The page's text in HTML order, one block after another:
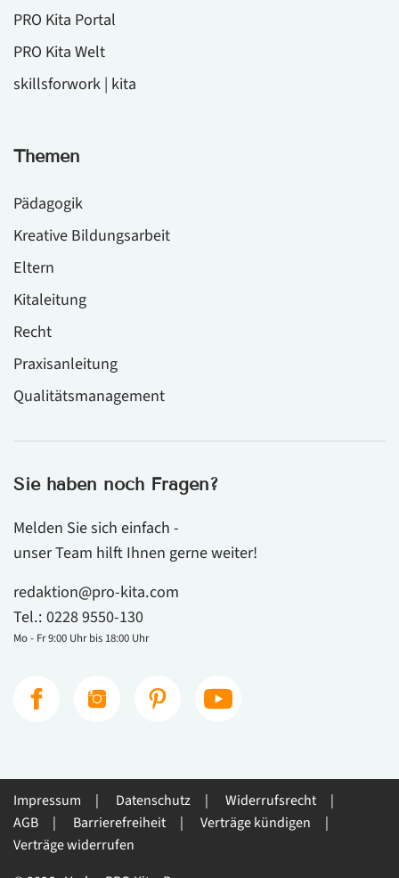
PRO Kita Portal
PRO Kita Welt
skillsforwork | kita
Themen
Pädagogik
Kreative Bildungsarbeit
Eltern
Kitaleitung
Recht
Praxisanleitung
Qualitätsmanagement
Sie haben noch Fragen?
Melden Sie sich einfach -
unser Team hilft Ihnen gerne weiter!
redaktion@pro-kita.com
Tel.:0228 9550-130
Mo - Fr 9:00 Uhr bis 18:00 Uhr
Impressum Datenschutz
Widerrufsrecht
AGB
Barrierefreiheit
Verträge kündigen
Verträge widerrufen